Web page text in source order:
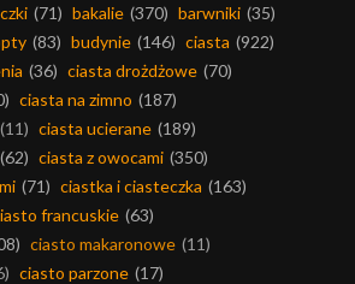
(71) bakalie (370) barwniki (35)
(83) budynie (146) ciasta (922)
(36) ciasta drożdżowe (70)
ciasta na zimno (187)
(11) ciasta ucierane (189)
(62) ciasta z owocami (350)
(71) ciastka i ciasteczka (163)
francuskie (63)
ciasto makaronowe (11)
ciasto parzone (17)